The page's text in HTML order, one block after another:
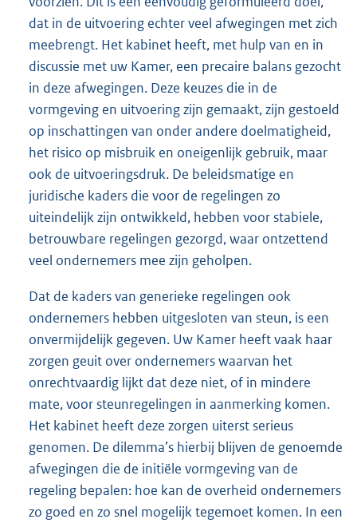
dat in de uitvoering echter veel afwegingen met zich
meebrengt. Het kabinet heeft, met hulp van en in
discussie met uw Kamer, een precaire balans gezocht
in deze afwegingen. Deze keuzes die in de
vormgeving en uitvoering zijn gemaakt, zijn gestoeld
op inschattingen van onder andere doelmatigheid,
het risico op misbruik en oneigenlijk gebruik, maar
ook de uitvoeringsdruk. De beleidsmatige en
juridische kaders die voor de regelingen zo
uiteindelijk zijn ontwikkeld, hebben voor stabiele,
betrouwbare regelingen gezorgd, waar ontzettend
veel ondernemers mee zijn geholpen.
Dat de kaders van generieke regelingen ook
ondernemers hebben uitgesloten van steun, is een
onvermijdelijk gegeven. Uw Kamer heeft vaak haar
zorgen geuit over ondernemers waarvan het
onrechtvaardig lijkt dat deze niet, of in mindere
mate, voor steunregelingen in aanmerking komen.
Het kabinet heeft deze zorgen uiterst serieus
genomen. De dilemma’s hierbij blijven de genoemde
afwegingen die de initiële vormgeving van de
regeling bepalen: hoe kan de overheid ondernemers
zo goed en zo snel mogelijk tegemoet komen. In een